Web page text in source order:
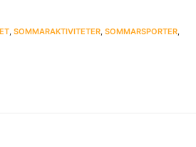
SOMMARAKTIVITETER SOMMARSPORTER